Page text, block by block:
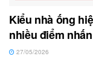
Kiểu nhà ống
nhiều điểm
27/05/2026